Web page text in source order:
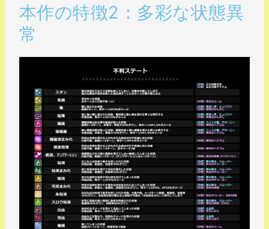
本作の特徴2：多彩な状態異
常